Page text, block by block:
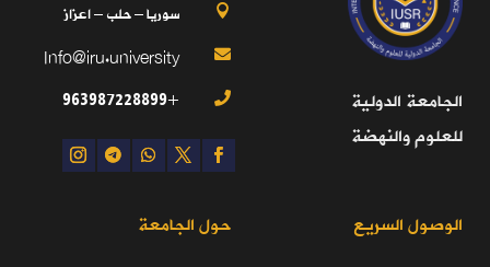
الجامعة الدولية
للعلوم والنهضة
 سوريا – حلب – اعزاز

Info@iru.university

+963987228899
الوصول السريع حول الجامعة